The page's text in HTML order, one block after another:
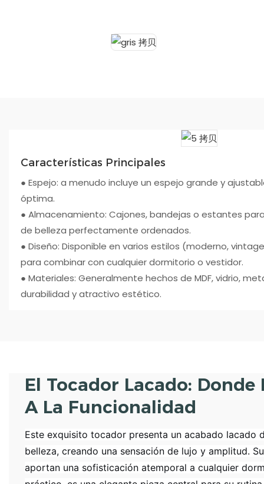
Características Principales
● Espejo: a menudo incluye un espejo grande y
óptima.
● Almacenamiento: Cajones, bandejas o estantes
de belleza perfectamente ordenados.
● Diseño: Disponible en varios estilos (moderno,
para combinar con cualquier dormitorio o vestidor.
● Materiales: Generalmente hechos de MDF, vidrio,
durabilidad y atractivo estético.
El Tocador Lacado: Donde
A La Funcionalidad
Este exquisito tocador presenta un acabado lacado
belleza, creando una sensación de lujo y amplitud.
aportan una sofisticación atemporal a cualquier